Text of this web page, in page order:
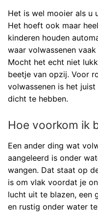
Het is wel mooier als u
Het hoeft ook maar
kinderen houden
waar volwassenen
Mocht het echt niet
beetje van opzij. Voor
volwassenen is het
dicht te hebben.
Hoe voorkom ik
Een ander ding wat
aangeleerd is onder
wangen. Dat staat op
is om vlak voordat je
lucht uit te blazen, een
en rustig onder water